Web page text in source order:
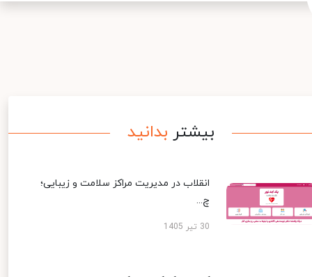
بیشتر بدانید
انقلاب در مدیریت مراکز سلامت و زیبایی؛
چ...
30 تیر 1405